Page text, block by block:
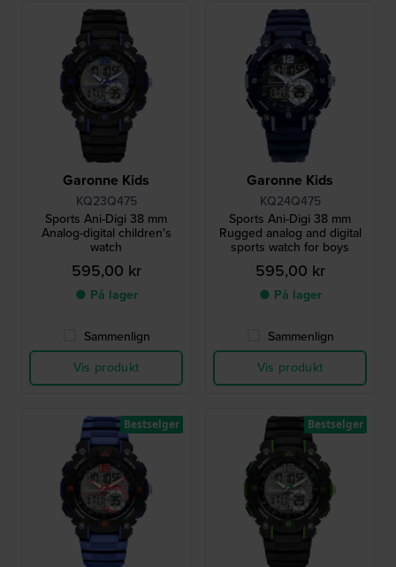
Garonne Kids
KQ23Q475
Sports Ani-Digi 38 mm
Analog-digital children's
watch
595,00 kr
● På lager
Sammenlign
Vis produkt
Garonne Kids
KQ24Q475
Sports Ani-Digi 38 mm
Rugged analog and digital
sports watch for boys
595,00 kr
● På lager
Sammenlign
Vis produkt
Bestselger Bestselger